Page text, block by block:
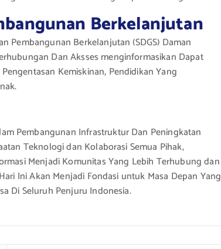
Berkelanjutan
Pembangunan Berkelanjutan (SDGS) Daman
Dan Aksses menginformasikan Dapat
Kemiskinan, Pendidikan Yang
Pembangunan Infrastruktur Dan Peningkatan
Teknologi dan Kolaborasi Semua Pihak,
Menjadi Komunitas Yang Lebih Terhubung dan
Ini Akan Menjadi Fondasi untuk Masa Depan Yang
Di Seluruh Penjuru Indonesia.